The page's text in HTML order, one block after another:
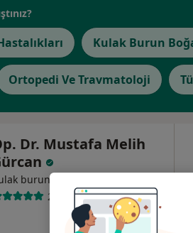
Kulak Burun
Ortopedi Ve Travmatoloji
Dr. Mustafa Melih
burun boğaz
28 görüş